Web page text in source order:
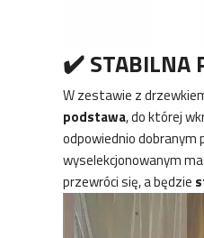
✔️ STABILNA
W zestawie z
podstawa, do której
odpowiednio dobranym
wyselekcjonowanym
przewróci się, a będzie